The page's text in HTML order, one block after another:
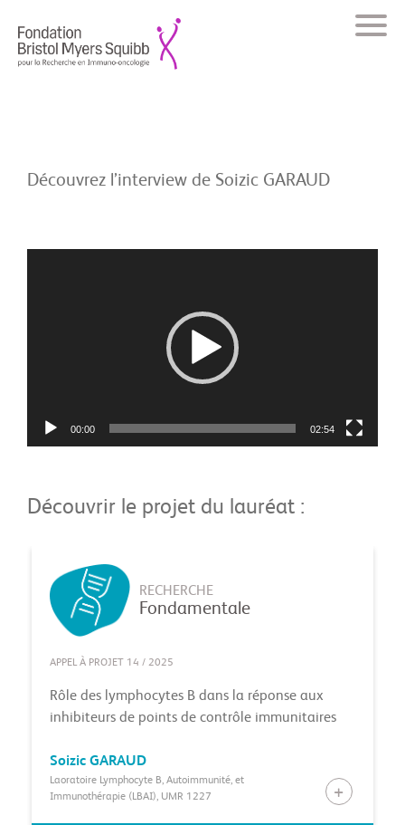
Découvrez l’interview de Soizic GARAUD
00:00 02:54
Découvrir le projet du lauréat :
RECHERCHE
Fondamentale
APPEL À PROJET 14 / 2025
Rôle des lymphocytes B dans la réponse aux
inhibiteurs de points de contrôle immunitaires
Soizic GARAUD
Laoratoire Lymphocyte B, Autoimmunité, et
Immunothérapie (LBAI), UMR 1227